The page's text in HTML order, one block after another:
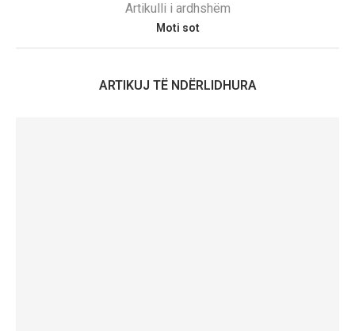
Artikulli i ardhshëm
Moti sot
ARTIKUJ TË NDËRLIDHURA